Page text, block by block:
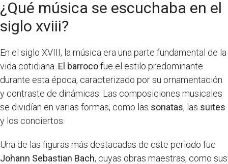
¿Qué música se escuchaba en el
siglo xviii?
En el siglo XVIII, la música era una parte fundamental de la
vida cotidiana. El barrocofue el estilo predominante
durante esta época, caracterizado por su ornamentación
y contraste de dinámicas. Las composiciones musicales
se dividían en varias formas, como las sonatas, las suites
y los conciertos.
Una de las figuras más destacadas de este periodo fue
Johann Sebastian Bach, cuyas obras maestras, como sus